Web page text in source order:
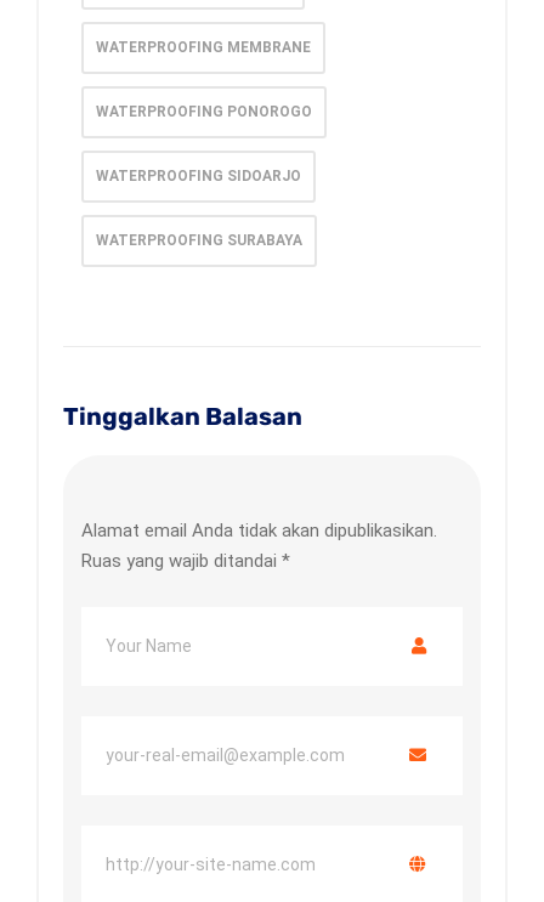
WATERPROOFING MEMBRANE
WATERPROOFING PONOROGO
WATERPROOFING SIDOARJO
WATERPROOFING SURABAYA
Tinggalkan Balasan
Alamat email Anda tidak akan dipublikasikan.
Ruas yang wajib ditandai *